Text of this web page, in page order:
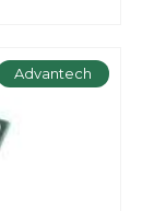
Advantech